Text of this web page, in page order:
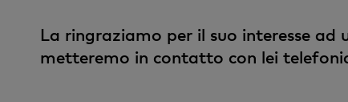
La ringraziamo per il suo interesse
metteremo in contatto con lei